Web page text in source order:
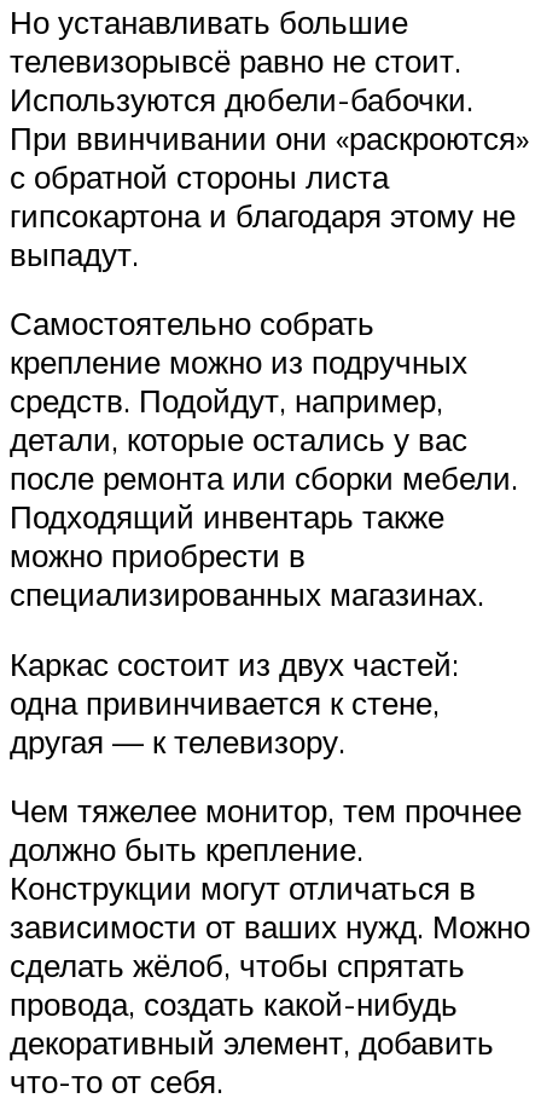
Но устанавливать большие
телевизорывсё равно не стоит.
Используются дюбели-бабочки.
При ввинчивании они «раскроются»
с обратной стороны листа
гипсокартона и благодаря этому не
выпадут.
Самостоятельно собрать
крепление можно из подручных
средств. Подойдут, например,
детали, которые остались у вас
после ремонта или сборки мебели.
Подходящий инвентарь также
можно приобрести в
специализированных магазинах.
Каркас состоит из двух частей:
одна привинчивается к стене,
другая — к телевизору.
Чем тяжелее монитор, тем прочнее
должно быть крепление.
Конструкции могут отличаться в
зависимости от ваших нужд. Можно
сделать жёлоб, чтобы спрятать
провода, создать какой-нибудь
декоративный элемент, добавить
что-то от себя.